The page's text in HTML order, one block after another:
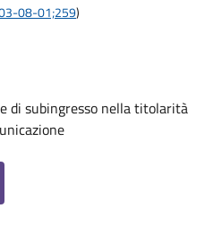
08-01;259)
di subingresso nella titolarità